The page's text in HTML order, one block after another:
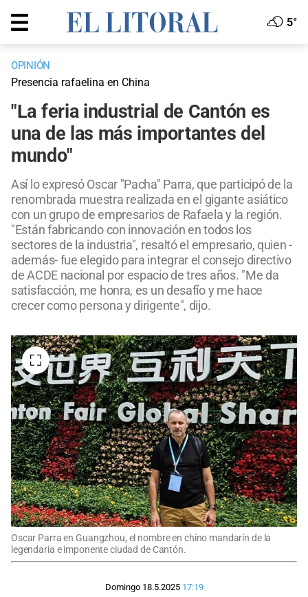
5°
OPINIÓN
Presencia rafaelina en China
"La feria industrial de Cantón es
una de las más importantes del
mundo"
Así lo expresó Oscar "Pacha" Parra, que participó de la
renombrada muestra realizada en el gigante asiático
con un grupo de empresarios de Rafaela y la región.
"Están fabricando con innovación en todos los
sectores de la industria", resaltó el empresario, quien -
además- fue elegido para integrar el consejo directivo
de ACDE nacional por espacio de tres años. "Me da
satisfacción, me honra, es un desafío y me hace
crecer como persona y dirigente", dijo.
Oscar Parra en Guangzhou, el nombre en chino mandarín de la
legendaria e imponente ciudad de Cantón.
Domingo 18.5.2025 17:19